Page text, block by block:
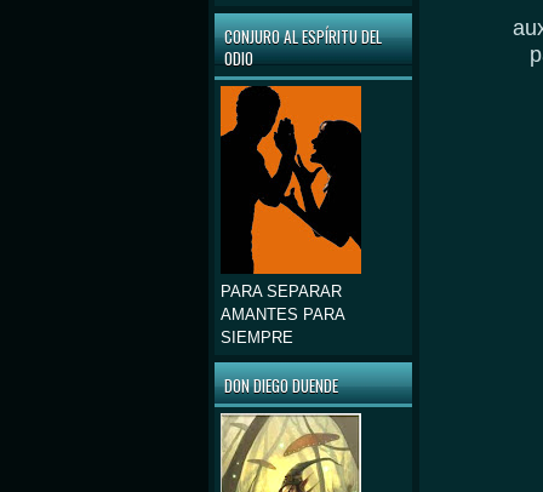
CONJURO AL ESPÍRITU DEL
ODIO
PARA SEPARAR
AMANTES PARA
SIEMPRE
DON DIEGO DUENDE